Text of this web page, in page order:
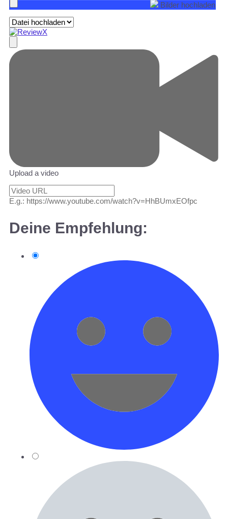
Bilder hochladen
Upload a video
E.g.: https://www.youtube.com/watch?v=HhBUmxEOfpc
Deine Empfehlung: